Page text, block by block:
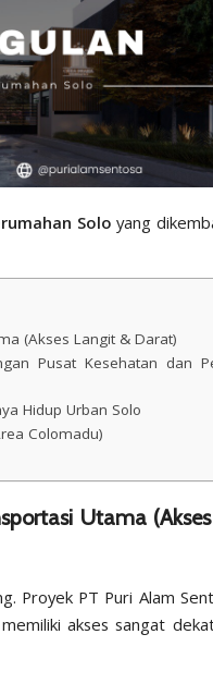
Solo yang
(Akses Langit & Darat)
Pusat Kesehatan dan
Hidup Urban Solo
Colomadu)
Utama
Proyek PT Puri Alam
akses sangat